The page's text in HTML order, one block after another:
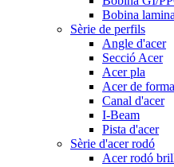
Bobina
Sèrie de perfils
Angle d'acer
Secció Acer
Acer pla
Acer de
Canal d'acer
I-Beam
Pista d'acer
Sèrie d'acer rodó
Acer rodó